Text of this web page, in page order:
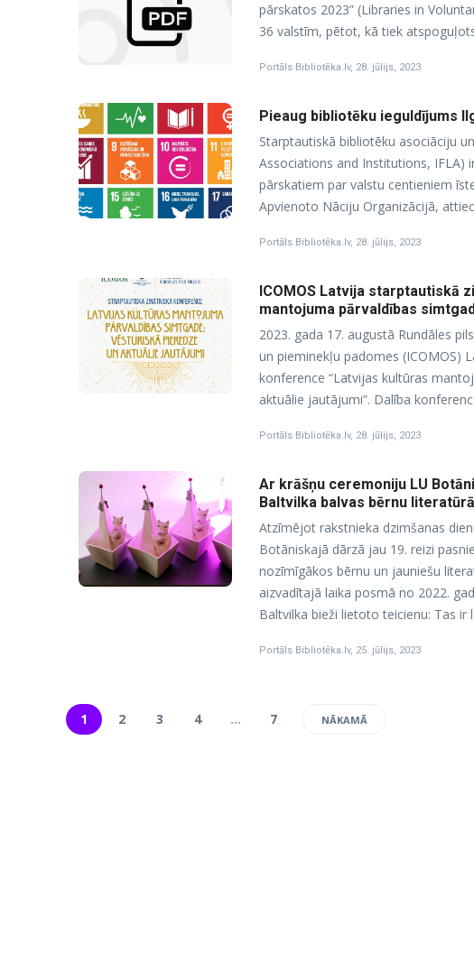
pārskatos 2023” (Libraries in
36 valstīm, pētot, kā tiek
Portāls Bibliotēka.lv, 28. jūlijs, 2023
Pieaug bibliotēku ieguldījums
Starptautiskā bibliotēku asociāciju
Associations and Institutions, IFLA)
pārskatiem par valstu centieniem
Apvienoto Nāciju Organizācijā,
Portāls Bibliotēka.lv, 28. jūlijs, 2023
ICOMOS Latvija starptautiskā
mantojuma pārvaldības
2023. gada 17. augustā Rundāles
un pieminekļu padomes (ICOMOS)
konference “Latvijas kultūras
aktuālie jautājumi”. Dalība
Portāls Bibliotēka.lv, 28. jūlijs, 2023
Ar krāšņu ceremoniju LU
Baltvilka balvas bērnu
Atzīmējot rakstnieka dzimšanas
Botāniskajā dārzā jau 19. reizi
nozīmīgākos bērnu un jauniešu
aizvadītajā laika posmā no 2022.
Baltvilka bieži lietoto teicienu: Tas ir
Portāls Bibliotēka.lv, 25. jūlijs, 2023
1 2 3 4 … 7 NĀKAMĀ